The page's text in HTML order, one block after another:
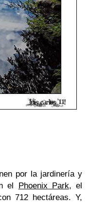
por la jardinería y
el
Phoenix Park, el
712 hectáreas. Y,